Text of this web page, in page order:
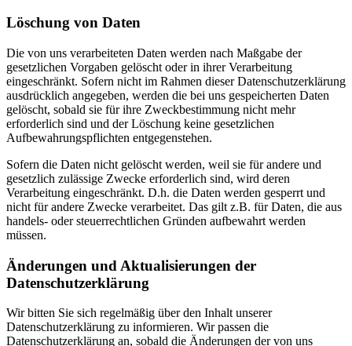
Löschung von Daten
Die von uns verarbeiteten Daten werden nach Maßgabe der
gesetzlichen Vorgaben gelöscht oder in ihrer Verarbeitung
eingeschränkt. Sofern nicht im Rahmen dieser Datenschutzerklärung
ausdrücklich angegeben, werden die bei uns gespeicherten Daten
gelöscht, sobald sie für ihre Zweckbestimmung nicht mehr
erforderlich sind und der Löschung keine gesetzlichen
Aufbewahrungspflichten entgegenstehen.
Sofern die Daten nicht gelöscht werden, weil sie für andere und
gesetzlich zulässige Zwecke erforderlich sind, wird deren
Verarbeitung eingeschränkt. D.h. die Daten werden gesperrt und
nicht für andere Zwecke verarbeitet. Das gilt z.B. für Daten, die aus
handels- oder steuerrechtlichen Gründen aufbewahrt werden
müssen.
Änderungen und Aktualisierungen der
Datenschutzerklärung
Wir bitten Sie sich regelmäßig über den Inhalt unserer
Datenschutzerklärung zu informieren. Wir passen die
Datenschutzerklärung an, sobald die Änderungen der von uns